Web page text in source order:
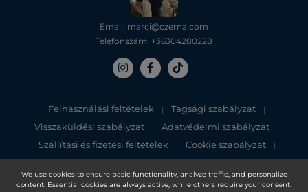
We use cookies to ensure basic functionality, analyze traffic, and personalize
content. Essential cookies are always active, while others require your consent.
Email: marci@czerna.com
Telefonszám: +36304280228
Felhasználási feltételek | Tagsági szabályzat |
Visszaküldési szabályzat | Adatvédelmi szabályzat |
Szállítási és fizetési feltételek | Cookie szabályzat |
Adatvédelmi tájékoztató